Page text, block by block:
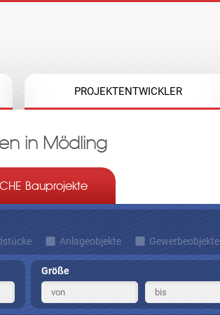
PROJEKTENTWICKLER
in Mödling
Bauprojekte
Anlageobjekte Gewerbeobjekte
Größe